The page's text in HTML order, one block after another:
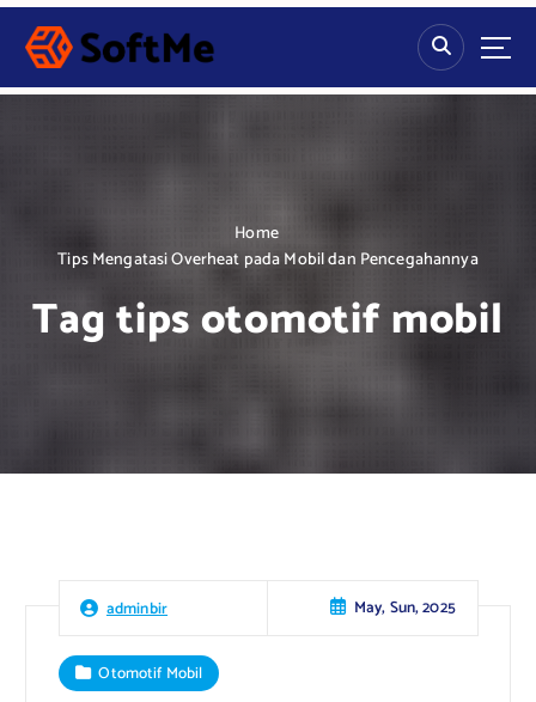
S
p
Home
Tips Mengatasi Overheat pada Mobil dan Pencegahannya
Tag tips otomotif mobil
adminbir May, Sun, 2025
Otomotif Mobil